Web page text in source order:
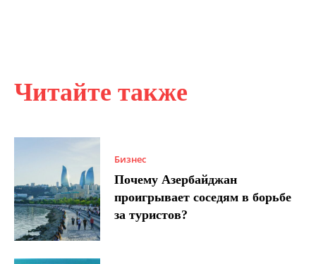
Читайте также
Бизнес
Почему Азербайджан
проигрывает соседям в борьбе
за туристов?